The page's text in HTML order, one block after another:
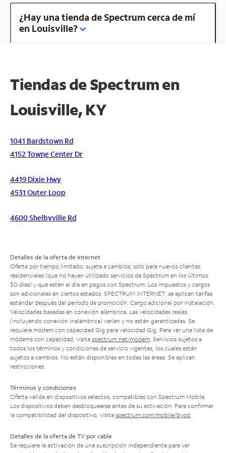
¿Hay una tienda de Spectrum cerca de mí
en Louisville?
Tiendas de Spectrum en
Louisville, KY
1041 Bardstown Rd
4152 Towne Center Dr
4419 Dixie Hwy
4531 Outer Loop
4600 Shelbyville Rd
Detalles de la oferta de Internet
Oferta por tiempo limitado; sujeta a cambios; solo para nuevos clientes
residenciales (que no hayan utilizado servicios de Spectrum en los últimos
30 días) y que estén al día en pagos con Spectrum. Los impuestos y cargos
son adicionales en ciertos estados. SPECTRUM INTERNET: se aplican tarifas
estándar después del período de promoción. Cargo adicional por instalación.
Velocidades basadas en conexión alámbrica. Las velocidades reales
(incluyendo conexión inalámbrica) varían y no están garantizadas. Se
requiere módem con capacidad Gig para velocidad Gig. Para ver una lista de
módems con capacidad, visita spectrum.net/modem . Servicios sujetos a
todos los términos y condiciones de servicio vigentes, los cuales están
sujetos a cambios. No están disponibles en todas las áreas. Se aplican
restricciones.
Términos y condiciones
Oferta válida en dispositivos selectos, compatibles con Spectrum Mobile.
Los dispositivos deben desbloquearse antes de su activación. Para confirmar
la compatibilidad del dispositivo, visita spectrum.com/mobile/byod
Detalles de la oferta de TV por cable
Se requiere la activación de una suscripción independiente para ver